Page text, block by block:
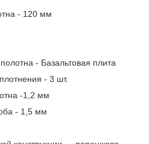
- 120 мм
- Базальтовая плита
- 3 шт.
-1,2 мм
- 1,5 мм